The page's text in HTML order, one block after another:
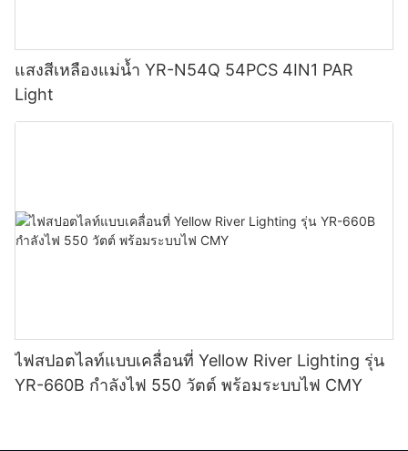
แสงสีเหลืองแม่น้ำ YR-N54Q 54PCS 4IN1 PAR
Light
ไฟสปอตไลท์แบบเคลื่อนที่ Yellow River Lighting รุ่น
YR-660B กำลังไฟ 550 วัตต์ พร้อมระบบไฟ CMY